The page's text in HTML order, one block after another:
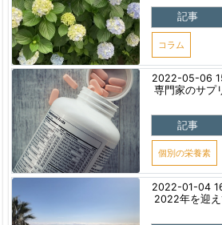
コラム
記事
専門家のサプ
個別の栄養素
記事
2022-05-06
2022年を迎
2022-01-04